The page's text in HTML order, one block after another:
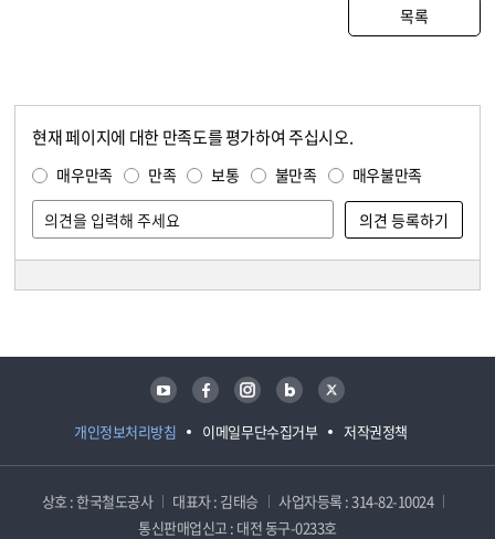
목록
현재 페이지에 대한 만족도를 평가하여 주십시오.
매우만족 만족 보통 불만족 매우불만족
개인정보처리방침 이메일무단수집거부 저작권정책
유튜브 페이스북 인스타그램 블로그 트위터
상호 : 한국철도공사 대표자 : 김태승
사업자등록 : 314-82-10024
통신판매업신고 : 대전 동구-0233호